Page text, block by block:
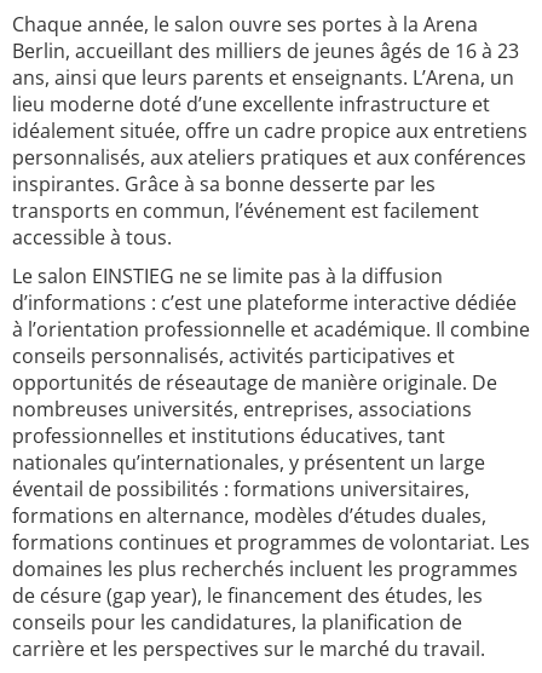
Chaque année, le salon ouvre ses portes à la Arena
Berlin, accueillant des milliers de jeunes âgés de 16 à 23
ans, ainsi que leurs parents et enseignants. L’Arena, un
lieu moderne doté d’une excellente infrastructure et
idéalement située, offre un cadre propice aux entretiens
personnalisés, aux ateliers pratiques et aux conférences
inspirantes. Grâce à sa bonne desserte par les
transports en commun, l’événement est facilement
accessible à tous.
Le salon EINSTIEG ne se limite pas à la diffusion
d’informations : c’est une plateforme interactive dédiée
à l’orientation professionnelle et académique. Il combine
conseils personnalisés, activités participatives et
opportunités de réseautage de manière originale. De
nombreuses universités, entreprises, associations
professionnelles et institutions éducatives, tant
nationales qu’internationales, y présentent un large
éventail de possibilités : formations universitaires,
formations en alternance, modèles d’études duales,
formations continues et programmes de volontariat. Les
domaines les plus recherchés incluent les programmes
de césure (gap year), le financement des études, les
conseils pour les candidatures, la planification de
carrière et les perspectives sur le marché du travail.